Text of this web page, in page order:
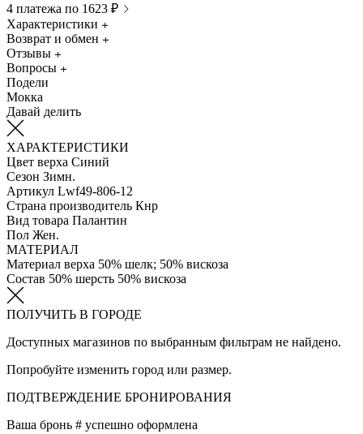
4 платежа по 1623 ₽
Характеристики
Возврат и обмен
Отзывы
Вопросы
Подели
Мокка
Давай делить
ХАРАКТЕРИСТИКИ
Цвет верха Синий
Сезон Зимн.
Артикул Lwf49-806-12
Страна производитель Кнр
Вид товара Палантин
Пол Жен.
МАТЕРИАЛ
Материал верха 50% шелк; 50% вискоза
Состав 50% шерсть 50% вискоза
ПОЛУЧИТЬ В ГОРОДЕ
Доступных магазинов по выбранным фильтрам не найдено.
Попробуйте изменить город или размер.
ПОДТВЕРЖДЕНИЕ БРОНИРОВАНИЯ
Ваша бронь # успешно оформлена